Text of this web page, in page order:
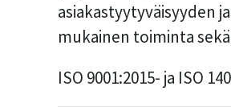
asiakastyytyväisyyden
mukainen toiminta
ISO 9001:2015- ja ISO